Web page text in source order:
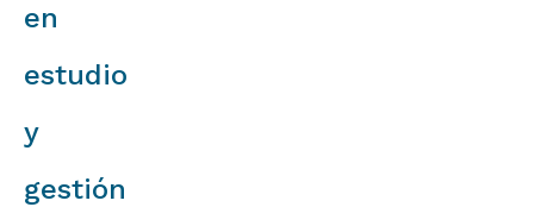
en
estudio
y
gestión